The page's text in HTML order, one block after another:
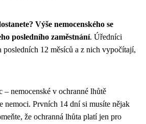
Výše nemocenského se
posledního zaměstnání. Úředníci
posledních 12 měsíců a z nich vypočítají,
– nemocenské v ochranné lhůtě
nemoci. Prvních 14 dní si musíte nějak
že ochranná lhůta platí jen pro